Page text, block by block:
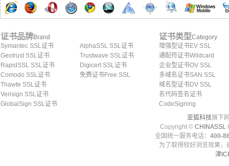
证书品牌Brand
Symantec SSL证书
Geotrust SSL证书
RapidSSL SSL证书
Comodo SSL证书
Thawte SSL证书
Verisign SSL证书
GlobalSign SSL证书
AlphaSSL SSL证书
Trustwave SSL证书
Digicert SSL证书
免费证书Free SSL
证书类型Category
增强型证书EV SSL
通配符证书Wildcard
企业型证书OV SSL
多域名证书SAN SSL
域名型证书DV SSL
名代码签名证书
CodeSigning
亚狐科技旗下
Copyright © CHINASSL
全国统一服务电话： 400-
为了取得较好浏览效果
津